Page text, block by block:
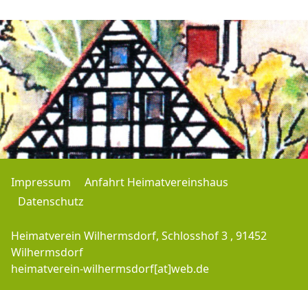
Impressum
Anfahrt Heimatvereinshaus
Datenschutz
Heimatverein Wilhermsdorf, Schlosshof 3 , 91452
Wilhermsdorf
heimatverein-wilhermsdorf[at]web.de